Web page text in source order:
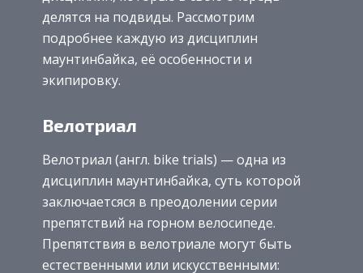
делятся на подвиды. Рассмотрим
подробнее каждую из дисциплин
маунтинбайка, её особенности и
экипировку.
Велотриал
Велотриал (англ. bike trials) — одна из
дисциплин маунтинбайка, суть которой
заключаетсяся в преодолении серии
препятствий на горном велосипедe.
Препятствия в велотриале могут быть
естественными или искусственными: